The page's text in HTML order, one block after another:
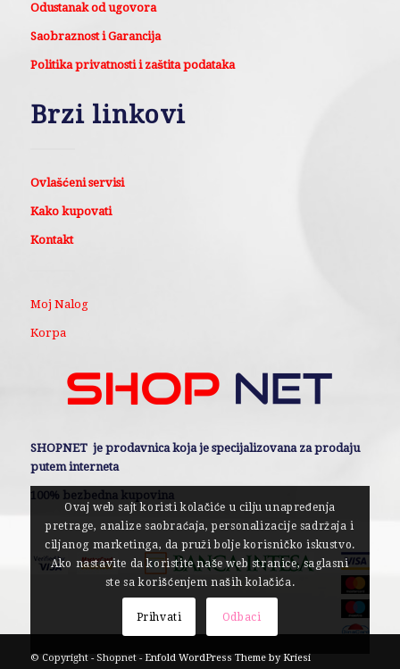
Odustanak od ugovora
Saobraznost i Garancija
Politika privatnosti i zaštita podataka
Brzi linkovi
Ovlašćeni servisi
Kako kupovati
Kontakt
Moj Nalog
Korpa
SHOPNET je prodavnica koja je specijalizovana za prodaju
putem interneta
100% bezbedna kupovina
© Copyright - Shopnet -Enfold WordPress Theme by Kriesi
Ovaj web sajt koristi kolačiće u cilju unapređenja
pretrage, analize saobraćaja, personalizacije sadržaja i
ciljanog marketinga, da pruži bolje korisničko iskustvo.
Ako nastavite da koristite naše web stranice, saglasni
ste sa korišćenjem naših kolačića.
Prihvati Odbaci